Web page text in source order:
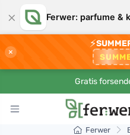
× Ferwer: parfume &
×
⚡
Gratis
Ferwer